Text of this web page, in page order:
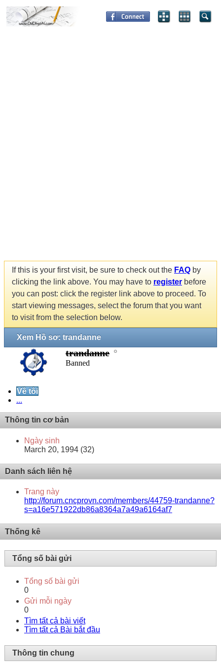
If this is your first visit, be sure to check out the FAQ by
clicking the link above. You may have to register before
you can post: click the register link above to proceed. To
start viewing messages, select the forum that you want
to visit from the selection below.
Xem Hồ sơ: trandanne
trandanne
Banned
Về tôi
...
Thông tin cơ bản
Ngày sinh
March 20, 1994 (32)
Danh sách liên hệ
Trang này
http://forum.cncprovn.com/members/44759-trandanne?
s=a16e571922db86a8364a7a49a6164af7
Thống kê
Tổng số bài gửi
Tổng số bài gửi
0
Gửi mỗi ngày
0
Tìm tất cả bài viết
Tìm tất cả Bài bắt đầu
Thông tin chung